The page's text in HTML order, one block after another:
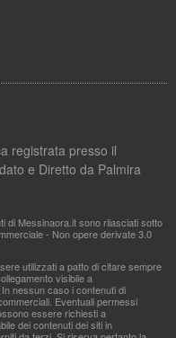
registrata presso il
e Diretto da Palmira
di Messinaora.it sono rilasciati sotto
- Non opere derivate 3.0
utilizzati a patto di citare sempre
visibile a
nessun caso i contenuti di
Eventuali permessi
essere richiesti a
dei contenuti dei siti in